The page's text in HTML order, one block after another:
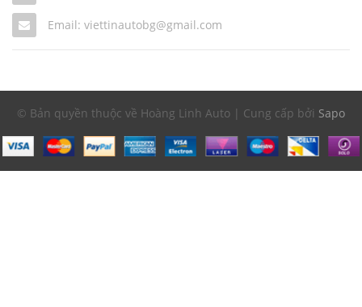
Email: viettinautobg@gmail.com
© Bản quyền thuộc về Hoàng Linh Auto | Cung cấp bởi Sapo